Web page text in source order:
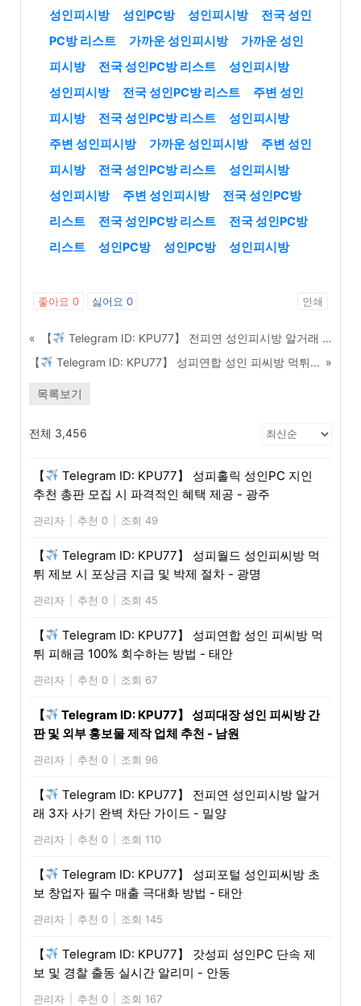
성인피시방
성인PC방 성인피시방
전국 성인
PC방 리스트
가까운 성인피시방
가까운 성인
피시방
전국 성인PC방 리스트
성인피시방
성인피시방
전국 성인PC방 리스트
주변 성인
피시방
전국 성인PC방 리스트
성인피시방
주변 성인피시방
가까운 성인피시방
주변 성인
피시방
전국 성인PC방 리스트
성인피시방
성인피시방
주변 성인피시방
전국 성인PC방
리스트
전국 성인PC방 리스트
전국 성인PC방
리스트
성인PC방 성인PC방 성인피시방
좋아요 0 싫어요 0 인쇄
« 【
Telegram ID: KPU77】 전피연 성인피시방 알거래 3자 사기 완벽 차단 가이드 - 밀양
【
Telegram ID: KPU77】 성피연합 성인 피씨방 먹튀 피해금 100% 회수하는 방법 - 태안 »
목록보기
전체 3,456
【
Telegram ID: KPU77】 성피홀릭 성인PC 지인
추천 총판 모집 시 파격적인 혜택 제공 - 광주
관리자 추천 0 조회 49
【
Telegram ID: KPU77】 성피월드 성인피씨방 먹
튀 제보 시 포상금 지급 및 박제 절차 - 광명
관리자 추천 0 조회 45
【
Telegram ID: KPU77】 성피연합 성인 피씨방 먹
튀 피해금 100% 회수하는 방법 - 태안
관리자 추천 0 조회 67
【
Telegram ID: KPU77】 성피대장 성인 피씨방 간
판 및 외부 홍보물 제작 업체 추천 - 남원
관리자 추천 0 조회 96
【
Telegram ID: KPU77】 전피연 성인피시방 알거
래 3자 사기 완벽 차단 가이드 - 밀양
관리자 추천 0 조회 110
【
Telegram ID: KPU77】 성피포털 성인피씨방 초
보 창업자 필수 매출 극대화 방법 - 태안
관리자 추천 0 조회 145
【
Telegram ID: KPU77】 갓성피 성인PC 단속 제
보 및 경찰 출동 실시간 알리미 - 안동
관리자 추천 0 조회 167